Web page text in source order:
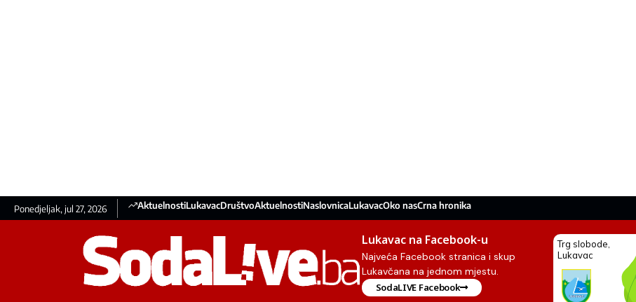
Ponedjeljak, jul 27, 2026 AktuelnostiLukavacDruštvoAktuelnostiNaslovnicaLukavacOko nasCrna hronika
Lukavac na Facebook-u
Najveća Facebook stranica i skup
Lukavčana na jednom mjestu.
SodaLIVE Facebook